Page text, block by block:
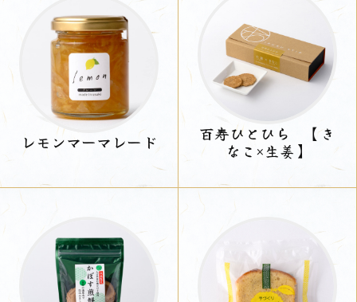
レモンマーマレード
百寿ひとひら 【き
なこ×生姜】